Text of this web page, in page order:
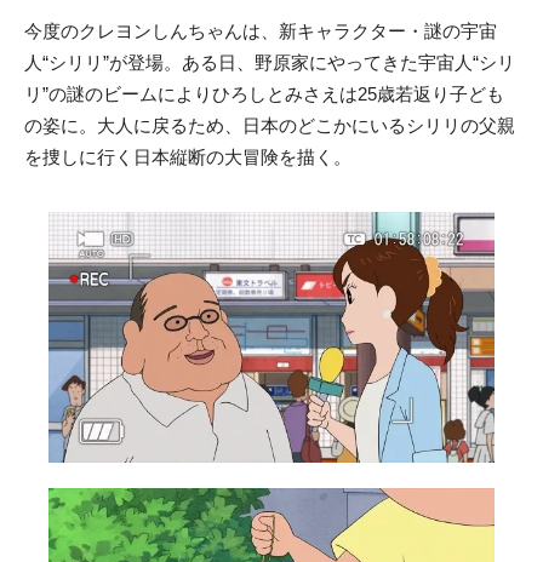
今度のクレヨンしんちゃんは、新キャラクター・謎の宇宙
人“シリリ”が登場。ある日、野原家にやってきた宇宙人“シリ
リ”の謎のビームによりひろしとみさえは25歳若返り子ども
の姿に。大人に戻るため、日本のどこかにいるシリリの父親
を捜しに行く日本縦断の大冒険を描く。